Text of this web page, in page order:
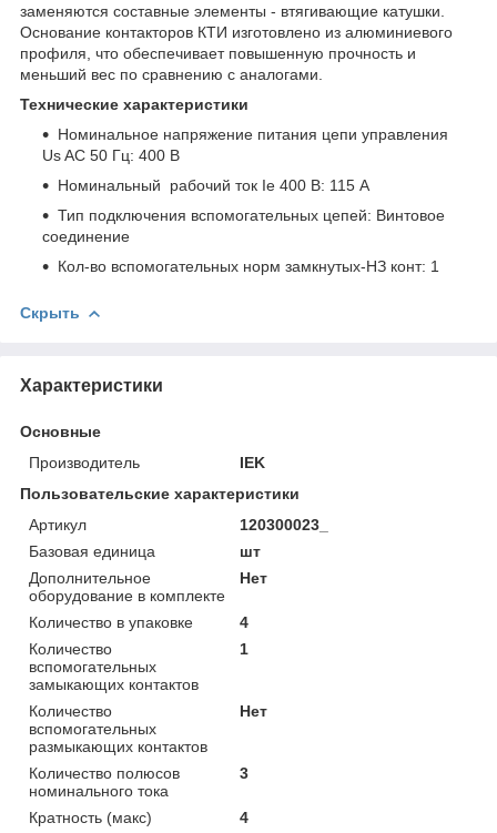
заменяются составные элементы - втягивающие катушки.
Основание контакторов КТИ изготовлено из алюминиевого
профиля, что обеспечивает повышенную прочность и
меньший вес по сравнению с аналогами.
Технические характеристики
Номинальное напряжение питания цепи управления
Us AC 50 Гц: 400 В
Номинальный рабочий ток Ie 400 В: 115 А
Тип подключения вспомогательных цепей: Винтовое
соединение
Кол-во вспомогательных норм замкнутых-НЗ конт: 1
Скрыть
Характеристики
Основные
Производитель
IEK
Пользовательские характеристики
Артикул
120300023_
Базовая единица
шт
Дополнительное
оборудование в комплекте
Нет
Количество в упаковке
4
Количество
вспомогательных
замыкающих контактов
1
Количество
вспомогательных
размыкающих контактов
Нет
Количество полюсов
номинального тока
3
Кратность (макс)
4